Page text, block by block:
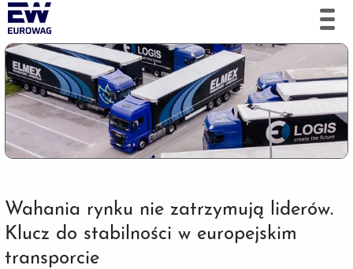
Wahania rynku nie zatrzymują liderów.
Klucz do stabilności w europejskim
transporcie